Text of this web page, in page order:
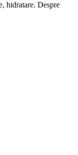
hidratare. Despre